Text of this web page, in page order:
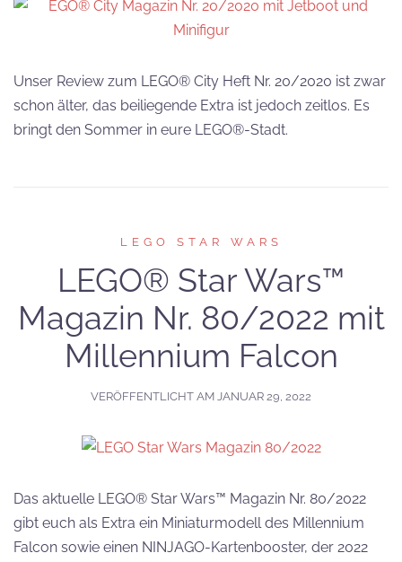
Unser Review zum LEGO® City Heft Nr. 20/2020 ist zwar
schon älter, das beiliegende Extra ist jedoch zeitlos. Es
bringt den Sommer in eure LEGO®-Stadt.
LEGO STAR WARS
LEGO® Star Wars™
Magazin Nr. 80/2022 mit
Millennium Falcon
VERÖFFENTLICHT AM JANUAR 29, 2022
Das aktuelle LEGO® Star Wars™ Magazin Nr. 80/2022
gibt euch als Extra ein Miniaturmodell des Millennium
Falcon sowie einen NINJAGO-Kartenbooster, der 2022